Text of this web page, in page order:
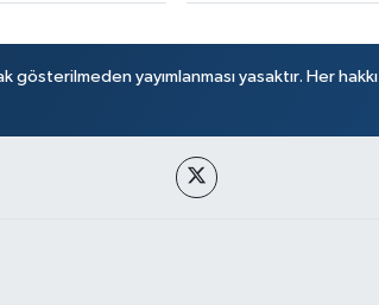
yayımlanması yasaktır. Her hakkı